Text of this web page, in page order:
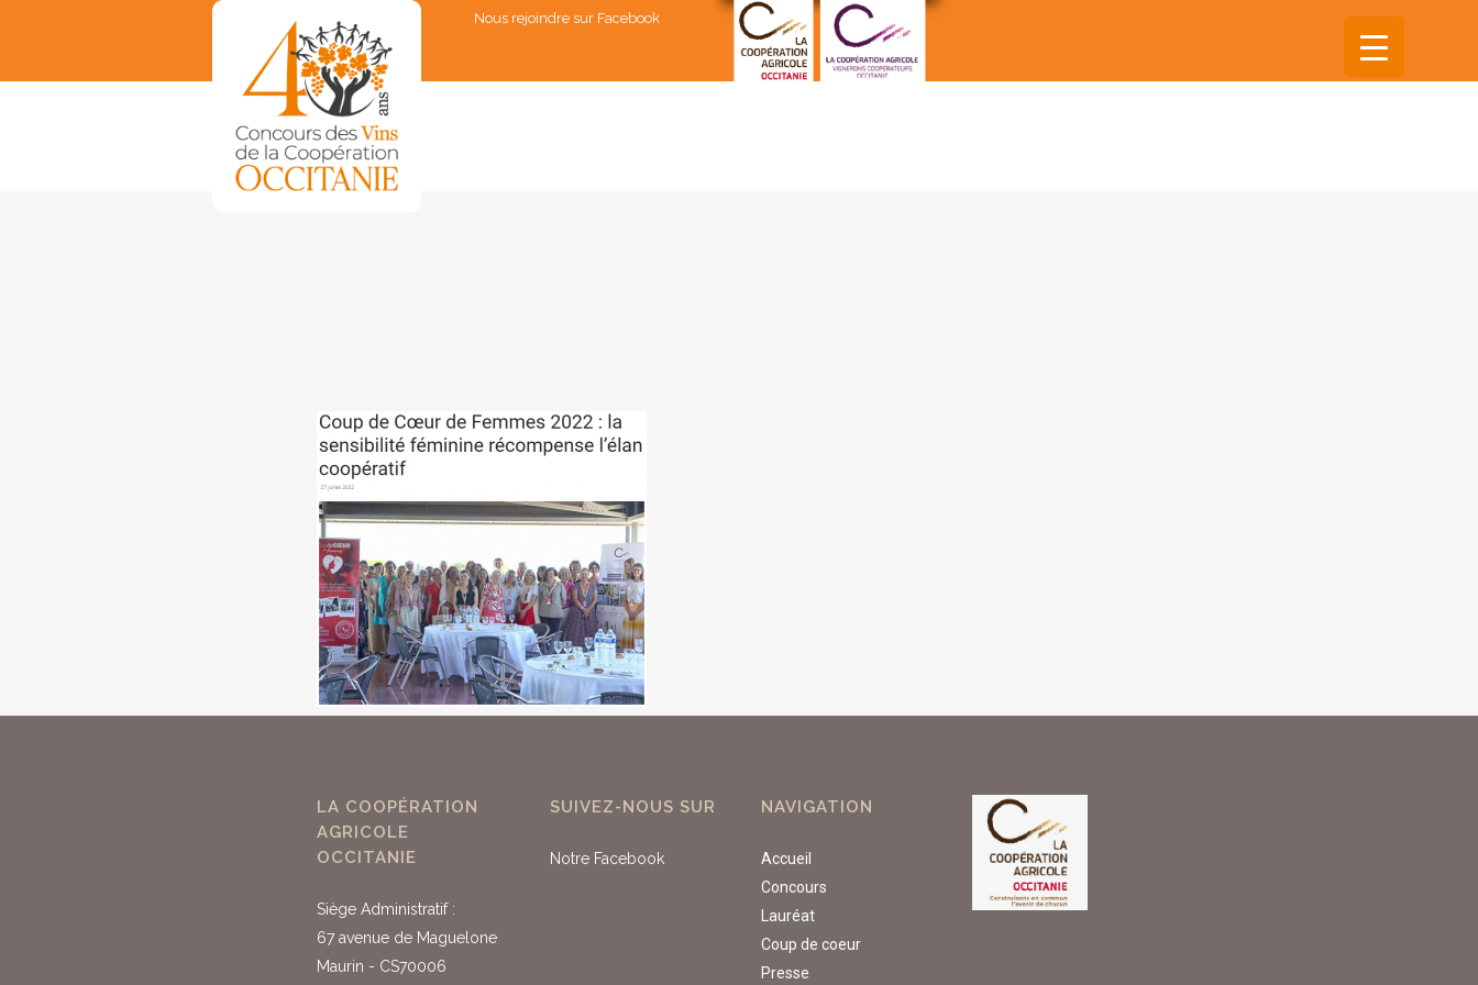
Nous rejoindre sur Facebook
LA COOPÉRATION
AGRICOLE
OCCITANIE
Siège Administratif :
67 avenue de Maguelone
Maurin - CS70006
SUIVEZ-NOUS SUR
Notre Facebook
NAVIGATION
Accueil
Concours
Lauréat
Coup de coeur
Presse